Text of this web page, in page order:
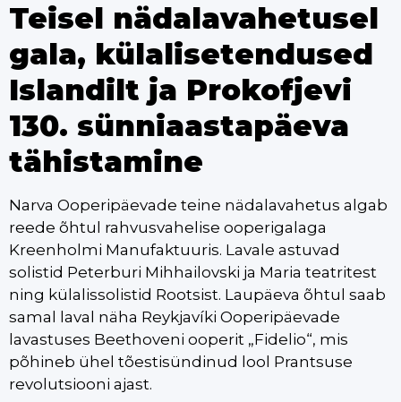
Teisel nädalavahetusel
gala, külalisetendused
Islandilt ja Prokofjevi
130. sünniaastapäeva
tähistamine
Narva Ooperipäevade teine nädalavahetus algab
reede õhtul rahvusvahelise ooperigalaga
Kreenholmi Manufaktuuris. Lavale astuvad
solistid Peterburi Mihhailovski ja Maria teatritest
ning külalissolistid Rootsist. Laupäeva õhtul saab
samal laval näha Reykjavíki Ooperipäevade
lavastuses Beethoveni ooperit „Fidelio“, mis
põhineb ühel tõestisündinud lool Prantsuse
revolutsiooni ajast.